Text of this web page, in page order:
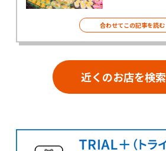
合わせてこの記事を読む
近くのお店を検索